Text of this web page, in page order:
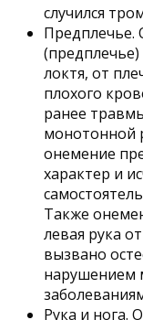
случился
Предплечье.
(предплечье)
локтя, от
плохого
ранее
монотонной
онемение
характер и
Также
левая рука
вызвано
нарушением
Рука и нога.